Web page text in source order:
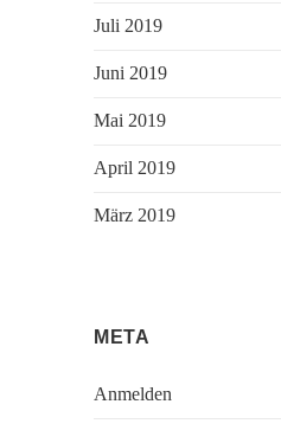
Juli 2019
Juni 2019
Mai 2019
April 2019
März 2019
META
Anmelden